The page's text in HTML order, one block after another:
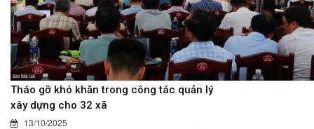
Tháo gỡ khó khăn trong công tác quản lý
xây dựng cho 32 xã
13/10/2025